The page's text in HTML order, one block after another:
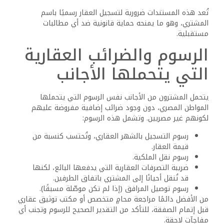
تعدد الجهات الحكومية المختصة وتفاوت الإجراءات
الإدارية من محافظة إلى أخرى.
صعوبة التحقق من صحة الملكية في بعض الحالات
نتيجة وجود نزاعات أو سوء تنظيم.
احتمالية التعرض لعمليات احتيال عقاري من
سماسرة غير مرخصين.
ولذلك، يُوصى دائمًا باللجوء إلى الجهات الرسمية أو التعاقد مع
شركات تطوير عقاري مرخصة، وتوكيل محامٍ محترف لفحص
المستندات والتأكد من سلامة الإجراءات.
تغييرات تشريعية حديثة
لدعم الاستثمار العقاري
الأجنبي
شهدت السنوات الأخيرة عددًا من التطورات التشريعية التي
تهدف إلى تشجيع الاستثمار الأجنبي في قطاع العقارات. أبرز
هذه التعديلات كان تيسير إجراءات تسجيل العقارات من خلال
الميكنة وتقليل عدد الخطوات اللازمة، بما يساهم في تسريع
العملية وتقليل فرص الخطأ أو الفساد.